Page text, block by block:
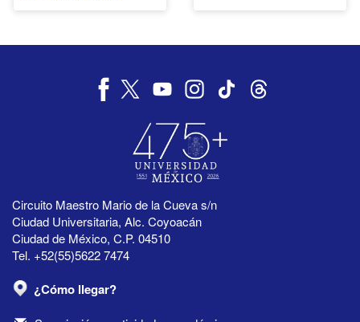
Circuito Maestro Mario de la Cueva s/n
Ciudad Universitaria, Alc. Coyoacán
Ciudad de México, C.P. 04510
Tel. +52(55)5622 7474
¿Cómo llegar?